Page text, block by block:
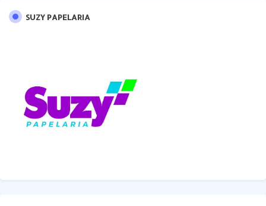
SUZY PAPELARIA